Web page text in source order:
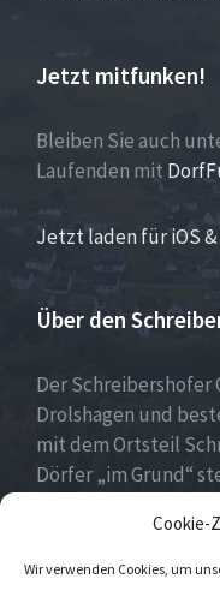
Cookie-
Wir verwenden Cookies, um
Jetzt mitfunken!
Bleiben Sie auch
Laufenden mit
Jetzt laden für iOS
Über den
Der
Drolshagen und
mit dem Ortsteil
Dörfer „im Grund“
liebenswerte